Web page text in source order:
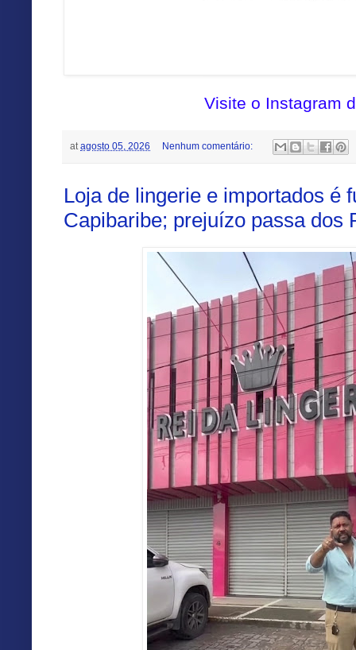
Visite o Instagram
at agosto 05, 2026 Nenhum comentário:
Loja de lingerie e importados é
Capibaribe; prejuízo passa dos